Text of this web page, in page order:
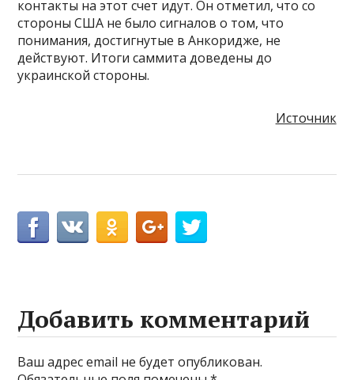
контакты на этот счет идут. Он отметил, что со
стороны США не было сигналов о том, что
понимания, достигнутые в Анкоридже, не
действуют. Итоги саммита доведены до
украинской стороны.
Источник
Добавить комментарий
Ваш адрес email не будет опубликован.